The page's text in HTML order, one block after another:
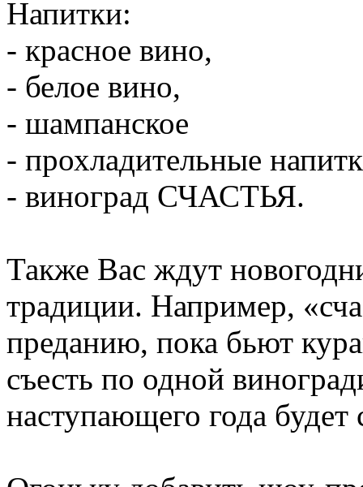
Напитки:
- красное вино,
- белое вино,
- шампанское
- прохладительные
- виноград СЧАСТЬЯ.
Также Вас ждут
традиции. Например,
преданию, пока бьют
съесть по одной
наступающего года будет